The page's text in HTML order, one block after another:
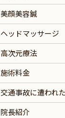
美顔美容鍼
ヘッドマッサージ
高次元療法
施術料金
交通事故に遭われ
院長紹介